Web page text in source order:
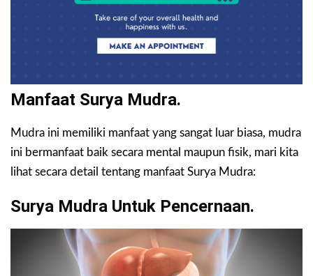
Manfaat Surya Mudra.
Mudra ini memiliki manfaat yang sangat luar biasa, mudra
ini bermanfaat baik secara mental maupun fisik, mari kita
lihat secara detail tentang manfaat Surya Mudra:
Surya Mudra Untuk Pencernaan.